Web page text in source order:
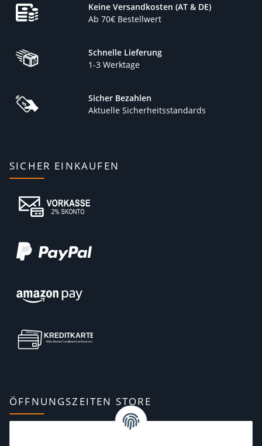
Keine Versandkosten (AT & DE)
Ab 70€ Bestellwert
Schnelle Lieferung
1-3 Werktage
Sicher Bezahlen
Aktuelle Sicherheitsstandards
SICHER EINKAUFEN
ÖFFNUNGSZEITEN STORE
10:00–13:00, 14:00–18:00 Uhr